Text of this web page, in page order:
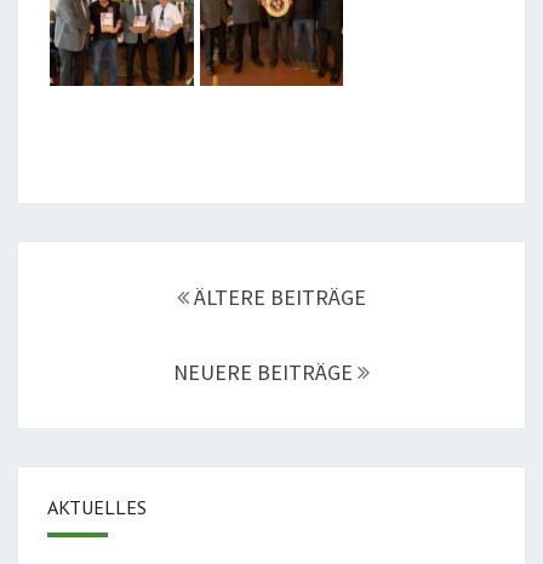
ÄLTERE BEITRÄGE
NEUERE BEITRÄGE
AKTUELLES